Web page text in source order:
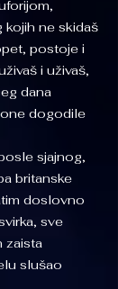
ne skidaš
postoje i
i uživaš,
dana
dogodile
sjajnog,
britanske
doslovno
sve
zaista
slušao